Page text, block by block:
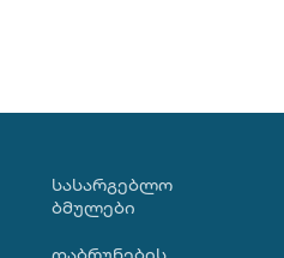
ᲡᲐᲡᲐᲠᲒᲔᲑᲚᲝ
ᲑᲛᲣᲚᲔᲑᲘ
დაბრუნების